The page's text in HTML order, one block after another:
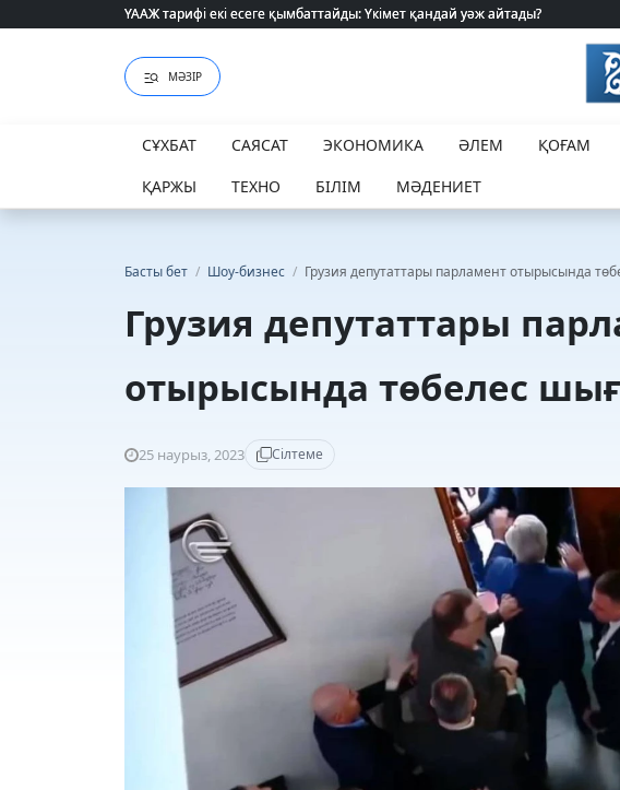
ҮААЖ тарифі екі есеге қымбаттайды: Үкімет қандай уәж айтады?
ҮААЖ тарифі екі есеге қымбаттайды: Үкімет қандай уәж айтады?
МӘЗІР
СҰХБАТ САЯСАТ ЭКОНОМИКА ӘЛЕМ ҚОҒАМ
ҚАРЖЫ
ТЕХНО БІЛІМ МӘДЕНИЕТ
Басты бет / Шоу-бизнес / Грузия депутаттары парламент отырысында
Грузия депутаттары
отырысында төбелес
25 наурыз, 2023 Сілтеме